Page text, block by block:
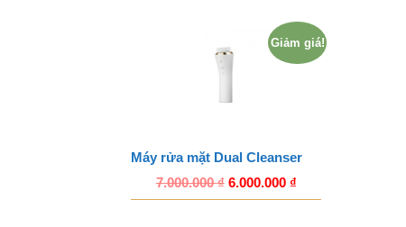
Giảm giá!
Máy rửa mặt Dual Cleanser
7.000.000₫ 6.000.000 ₫